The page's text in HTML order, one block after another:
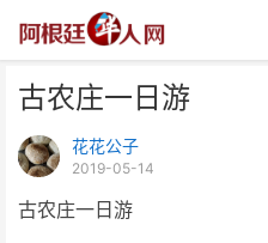
古农庄一日游
花花公子
2019-05-14
古农庄一日游